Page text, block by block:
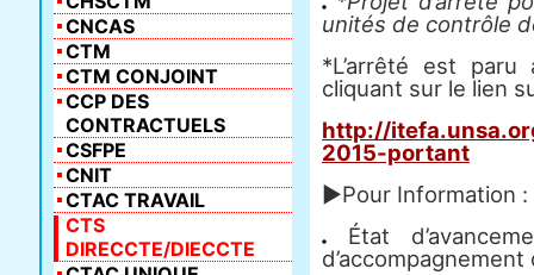
unités de contrôle
*L’arrêté est
cliquant sur le lien
http://
2015-portant
►Pour Information :
État
CNCAS
CTM
CTM CONJOINT
CCP DES
CONTRACTUELS
CSFPE
CNIT
CTAC TRAVAIL
CTS
DIRECCTE/DIECCTE